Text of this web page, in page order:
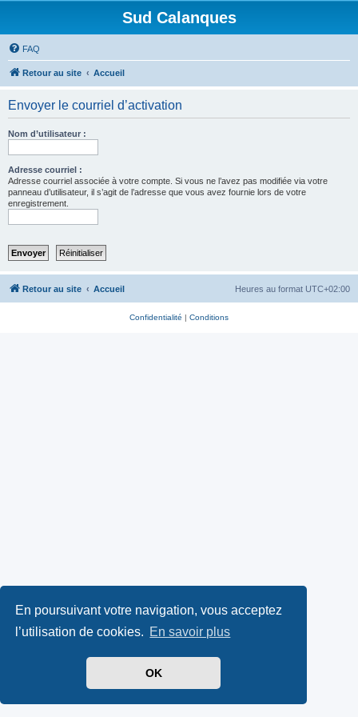
En poursuivant votre navigation, vous acceptez
l’utilisation de cookies. En savoir plus
OK
Sud Calanques
FAQ
Retour au site Accueil
Envoyer le courriel d’activation
Nom d’utilisateur :
Adresse courriel :
Adresse courriel associée à votre compte. Si vous ne l’avez pas modifiée via votre
panneau d’utilisateur, il s’agit de l’adresse que vous avez fournie lors de votre
enregistrement.
Retour au site Accueil Heures au format UTC+02:00
Confidentialité | Conditions